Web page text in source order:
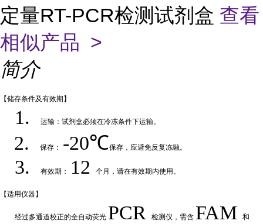
定量RT-PCR检测试剂盒 查看
相似产品 >
简介
【储存条件及有效期】
1.运输：试剂盒必须在冷冻条件下运输。
2.保存： -20℃保存，应避免反复冻融。
3. 有效期： 12 个月，请在有效期内使用 。
【适用仪器】
经过多通道校正的全自动荧光 PCR 检测仪，需含 FAM 和